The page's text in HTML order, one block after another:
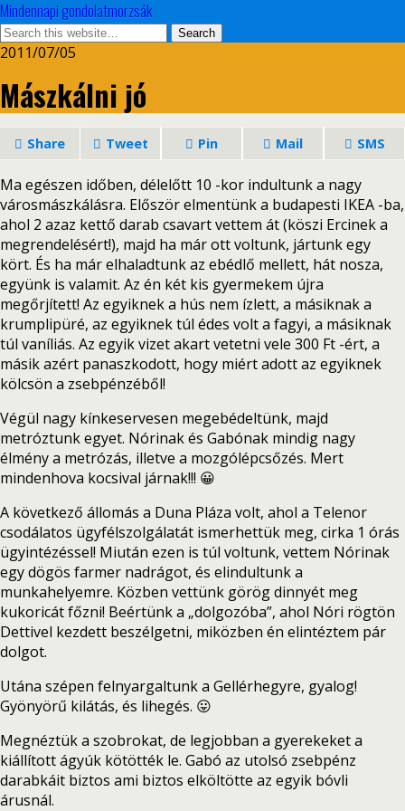
Mindennapi gondolatmorzsák
2011/07/05
Mászkálni jó
Share Tweet Pin Mail SMS
Ma egészen időben, délelőtt 10 -kor indultunk a nagy
városmászkálásra. Először elmentünk a budapesti IKEA -ba,
ahol 2 azaz kettő darab csavart vettem át (köszi Ercinek a
megrendelésért!), majd ha már ott voltunk, jártunk egy
kört. És ha már elhaladtunk az ebédlő mellett, hát nosza,
együnk is valamit. Az én két kis gyermekem újra
megőrjített! Az egyiknek a hús nem ízlett, a másiknak a
krumplipüré, az egyiknek túl édes volt a fagyi, a másiknak
túl vaníliás. Az egyik vizet akart vetetni vele 300 Ft -ért, a
másik azért panaszkodott, hogy miért adott az egyiknek
kölcsön a zsebpénzéből!
Végül nagy kínkeservesen megebédeltünk, majd
metróztunk egyet. Nórinak és Gabónak mindig nagy
élmény a metrózás, illetve a mozgólépcsőzés. Mert
mindenhova kocsival járnak!!! 😀
A következő állomás a Duna Pláza volt, ahol a Telenor
csodálatos ügyfélszolgálatát ismerhettük meg, cirka 1 órás
ügyintézéssel! Miután ezen is túl voltunk, vettem Nórinak
egy dögös farmer nadrágot, és elindultunk a
munkahelyemre. Közben vettünk görög dinnyét meg
kukoricát főzni! Beértünk a „dolgozóba”, ahol Nóri rögtön
Dettivel kezdett beszélgetni, miközben én elintéztem pár
dolgot.
Utána szépen felnyargaltunk a Gellérhegyre, gyalog!
Gyönyörű kilátás, és lihegés. 😛
Megnéztük a szobrokat, de legjobban a gyerekeket a
kiállított ágyúk kötötték le. Gabó az utolsó zsebpénz
darabkáit biztos ami biztos elköltötte az egyik bóvli
árusnál.